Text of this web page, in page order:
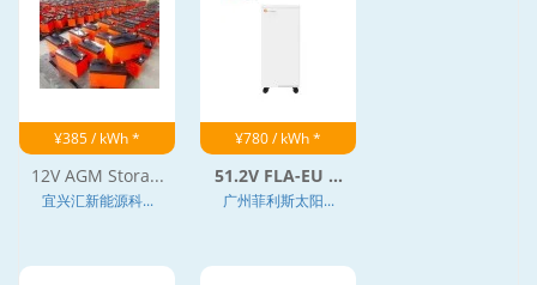
¥385 / kWh *
12V AGM Stora...
宜兴汇新能源科...
¥780 / kWh *
51.2V FLA-EU ...
广州菲利斯太阳...